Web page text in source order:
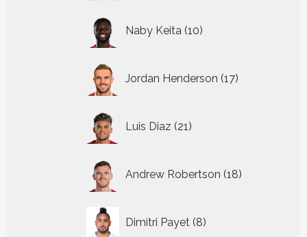
Naby Keita 10
producten
Jordan Henderson 17
producten
Luis Diaz 21
producten
Andrew Robertson 18
producten
Dimitri Payet 8
producten